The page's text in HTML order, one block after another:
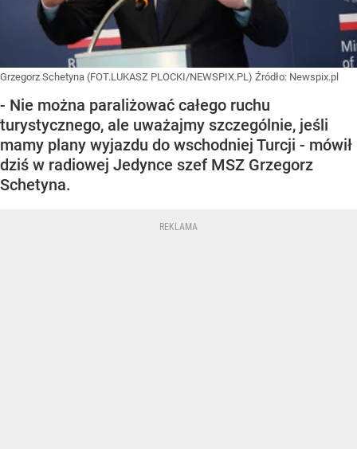
Grzegorz Schetyna (FOT.LUKASZ PLOCKI/NEWSPIX.PL) Źródło: Newspix.pl
- Nie można paraliżować całego ruchu
turystycznego, ale uważajmy szczególnie, jeśli
mamy plany wyjazdu do wschodniej Turcji - mówił
dziś w radiowej Jedynce szef MSZ Grzegorz
Schetyna.